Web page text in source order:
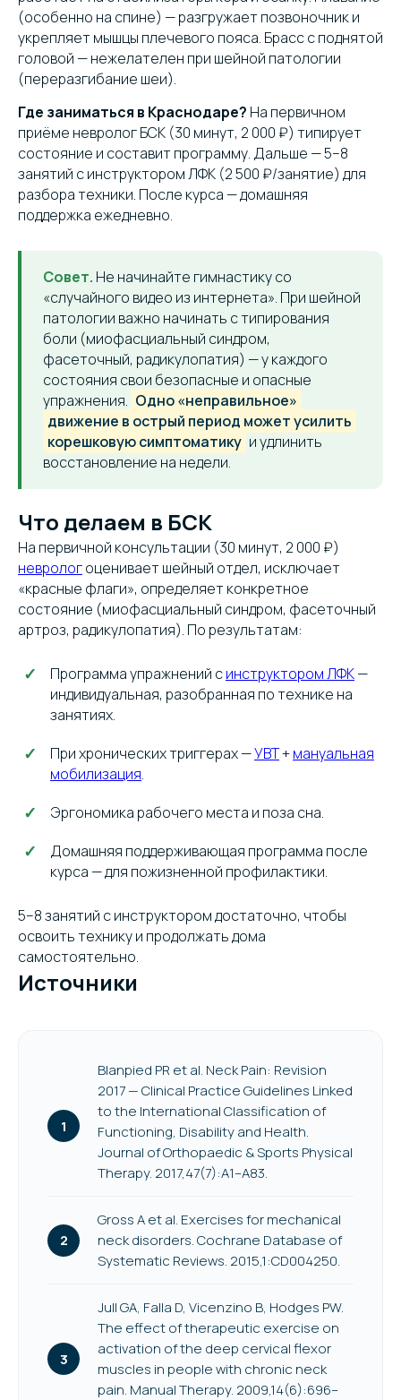
(особенно на спине) — разгружает позвоночник и
укрепляет мышцы плечевого пояса. Брасс с поднятой
головой — нежелателен при шейной патологии
(переразгибание шеи).
Где заниматься в Краснодаре? На первичном
приёме невролог БСК (30 минут, 2 000 ₽) типирует
состояние и составит программу. Дальше — 5–8
занятий с инструктором ЛФК (2 500 ₽/занятие) для
разбора техники. После курса — домашняя
поддержка ежедневно.
Совет. Не начинайте гимнастику со
«случайного видео из интернета». При шейной
патологии важно начинать с типирования
боли (миофасциальный синдром,
фасеточный, радикулопатия) — у каждого
состояния свои безопасные и опасные
упражнения. Одно «неправильное»
движение в острый период может усилить
корешковую симптоматику и удлинить
восстановление на недели.
Что делаем в БСК
На первичной консультации (30 минут, 2 000 ₽)
неврологоценивает шейный отдел, исключает
«красные флаги», определяет конкретное
состояние (миофасциальный синдром, фасеточный
артроз, радикулопатия). По результатам:
Программа упражнений синструктором ЛФК—
индивидуальная, разобранная по технике на
занятиях.
При хронических триггерах —УВТ+мануальная
мобилизация.
Эргономика рабочего места и поза сна.
Домашняя поддерживающая программа после
курса — для пожизненной профилактики.
5–8 занятий с инструктором достаточно, чтобы
освоить технику и продолжать дома
самостоятельно.
Источники
Blanpied PR et al. Neck Pain: Revision
2017 — Clinical Practice Guidelines Linked
to the International Classification of
Functioning, Disability and Health.
Journal of Orthopaedic & Sports Physical
Therapy. 2017,47(7):A1–A83.
Gross A et al. Exercises for mechanical
neck disorders. Cochrane Database of
Systematic Reviews. 2015,1:CD004250.
Jull GA, Falla D, Vicenzino B, Hodges PW.
The effect of therapeutic exercise on
activation of the deep cervical flexor
muscles in people with chronic neck
pain. Manual Therapy. 2009,14(6):696–